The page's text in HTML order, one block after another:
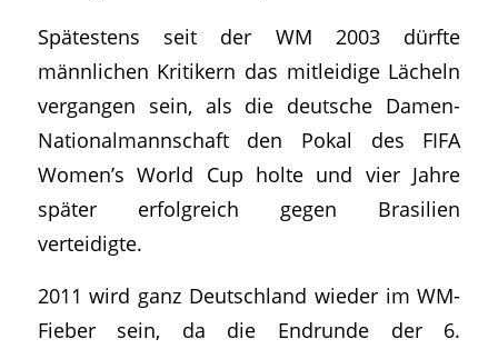
Spätestens seit der WM 2003 dürfte
männlichen Kritikern das mitleidige Lächeln
vergangen sein, als die deutsche Damen-
Nationalmannschaft den Pokal des FIFA
Women’s World Cup holte und vier Jahre
später erfolgreich gegen Brasilien
verteidigte.
2011 wird ganz Deutschland wieder im WM-
Fieber sein, da die Endrunde der 6.